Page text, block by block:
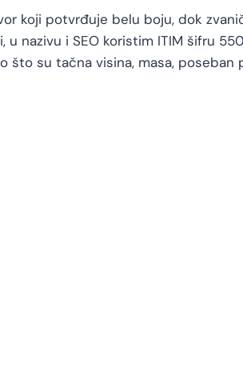
koji potvrđuje belu boju, dok
nazivu i SEO koristim ITIM šifru
su tačna visina, masa, poseban